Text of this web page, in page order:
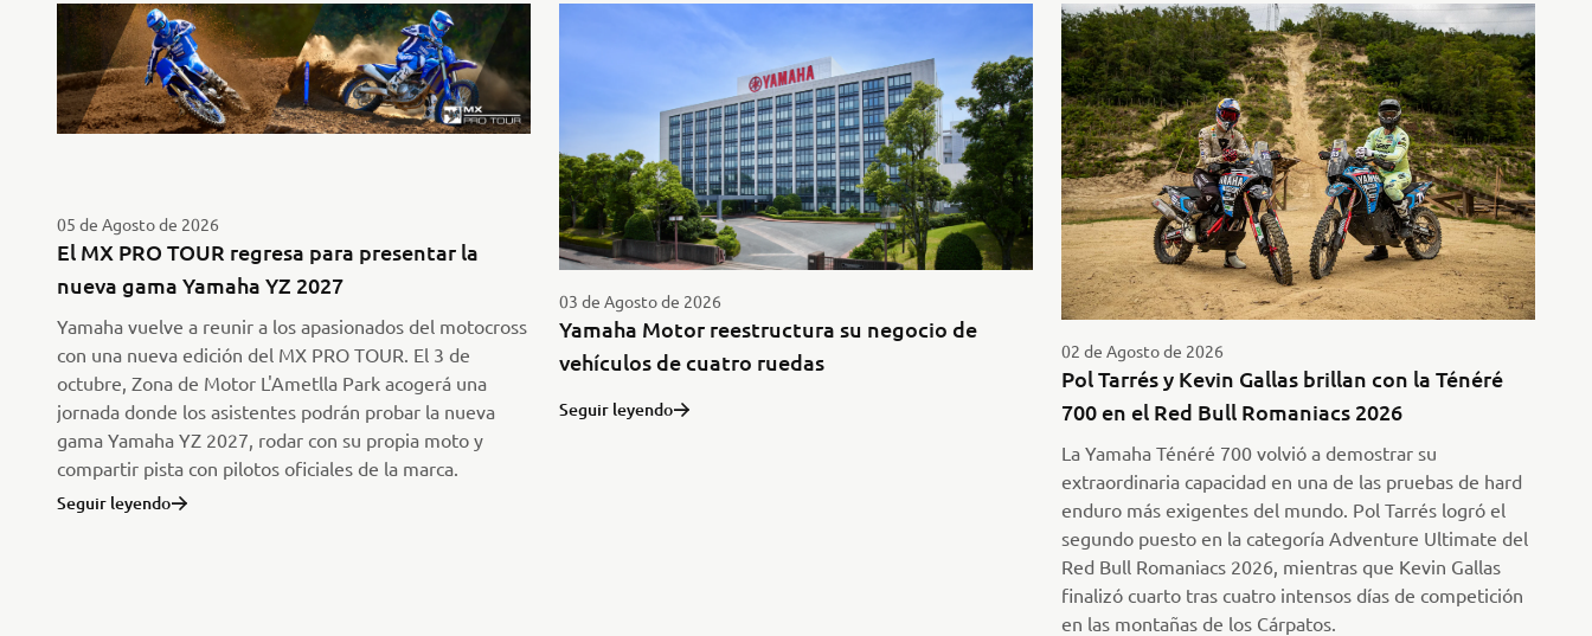
05 de Agosto de 2026
El MX PRO TOUR regresa para presentar la
nueva gama Yamaha YZ 2027
Yamaha vuelve a reunir a los apasionados del motocross
con una nueva edición del MX PRO TOUR. El 3 de
octubre, Zona de Motor L'Ametlla Park acogerá una
jornada donde los asistentes podrán probar la nueva
gama Yamaha YZ 2027, rodar con su propia moto y
compartir pista con pilotos oficiales de la marca.
Seguir leyendo
03 de Agosto de 2026
Yamaha Motor reestructura su negocio de
vehículos de cuatro ruedas
Seguir leyendo
02 de Agosto de 2026
Pol Tarrés y Kevin Gallas brillan con la Ténéré
700 en el Red Bull Romaniacs 2026
La Yamaha Ténéré 700 volvió a demostrar su
extraordinaria capacidad en una de las pruebas de hard
enduro más exigentes del mundo. Pol Tarrés logró el
segundo puesto en la categoría Adventure Ultimate del
Red Bull Romaniacs 2026, mientras que Kevin Gallas
finalizó cuarto tras cuatro intensos días de competición
en las montañas de los Cárpatos.